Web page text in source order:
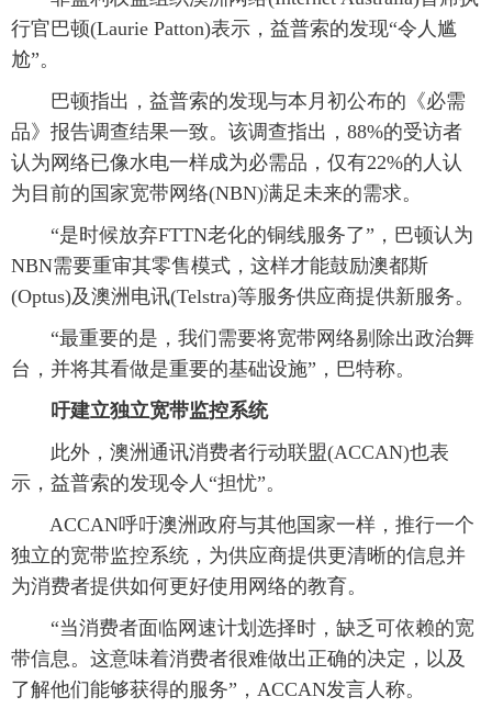
行官巴顿(Laurie Patton)表示，益普索的发现“令人尴
尬”。
巴顿指出，益普索的发现与本月初公布的《必需
品》报告调查结果一致。该调查指出，88%的受访者
认为网络已像水电一样成为必需品，仅有22%的人认
为目前的国家宽带网络(NBN)满足未来的需求。
“是时候放弃FTTN老化的铜线服务了”，巴顿认为
NBN需要重审其零售模式，这样才能鼓励澳都斯
(Optus)及澳洲电讯(Telstra)等服务供应商提供新服务。
“最重要的是，我们需要将宽带网络剔除出政治舞
台，并将其看做是重要的基础设施”，巴特称。
吁建立独立宽带监控系统
此外，澳洲通讯消费者行动联盟(ACCAN)也表
示，益普索的发现令人“担忧”。
ACCAN呼吁澳洲政府与其他国家一样，推行一个
独立的宽带监控系统，为供应商提供更清晰的信息并
为消费者提供如何更好使用网络的教育。
“当消费者面临网速计划选择时，缺乏可依赖的宽
带信息。这意味着消费者很难做出正确的决定，以及
了解他们能够获得的服务”，ACCAN发言人称。